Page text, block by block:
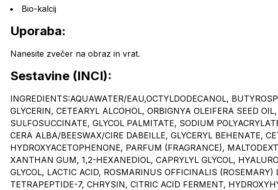
Bio-kalcij
Uporaba:
Nanesite zvečer na obraz in vrat.
Sestavine (INCI):
INGREDIENTS:AQUAWATER/EAU,OCTYLDODECANOL,
GLYCERIN, CETEARYL ALCOHOL, ORBIGNYA OLEIFERA SEED
SULFOSUCCINATE, GLYCOL PALMITATE, SODIUM
CERA ALBA/BEESWAX/CIRE DABEILLE, GLYCERYL BEHENATE,
HYDROXYACETOPHENONE, PARFUM (FRAGRANCE),
XANTHAN GUM, 1,2-HEXANEDIOL, CAPRYLYL GLYCOL,
GLYCOL, LACTIC ACID, ROSMARINUS OFFICINALIS (ROSEMARY)
TETRAPEPTIDE-7, CHRYSIN, CITRIC ACID FERMENT,